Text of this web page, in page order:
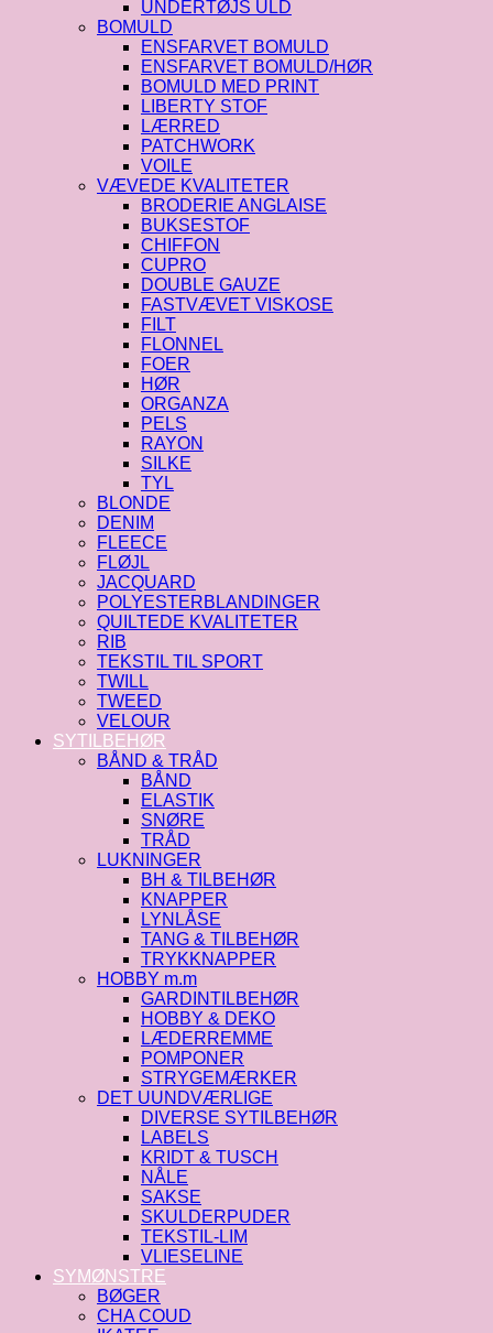
UNDERTØJS ULD
BOMULD
ENSFARVET BOMULD
ENSFARVET BOMULD/HØR
BOMULD MED PRINT
LIBERTY STOF
LÆRRED
PATCHWORK
VOILE
VÆVEDE KVALITETER
BRODERIE ANGLAISE
BUKSESTOF
CHIFFON
CUPRO
DOUBLE GAUZE
FASTVÆVET VISKOSE
FILT
FLONNEL
FOER
HØR
ORGANZA
PELS
RAYON
SILKE
TYL
BLONDE
DENIM
FLEECE
FLØJL
JACQUARD
POLYESTERBLANDINGER
QUILTEDE KVALITETER
RIB
TEKSTIL TIL SPORT
TWILL
TWEED
VELOUR
SYTILBEHØR
BÅND & TRÅD
BÅND
ELASTIK
SNØRE
TRÅD
LUKNINGER
BH & TILBEHØR
KNAPPER
LYNLÅSE
TANG & TILBEHØR
TRYKKNAPPER
HOBBY m.m
GARDINTILBEHØR
HOBBY & DEKO
LÆDERREMME
POMPONER
STRYGEMÆRKER
DET UUNDVÆRLIGE
DIVERSE SYTILBEHØR
LABELS
KRIDT & TUSCH
NÅLE
SAKSE
SKULDERPUDER
TEKSTIL-LIM
VLIESELINE
SYMØNSTRE
BØGER
CHA COUD